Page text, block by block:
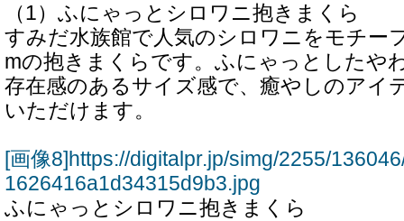
（1）ふにゃっとシロワニ抱きまくら
すみだ水族館で人気のシロワニをモチー
mの抱きまくらです。ふにゃっとしたや
存在感のあるサイズ感で、癒やしのアイ
いただけます。
[画像8]https://digitalpr.jp/simg/2255/
1626416a1d34315d9b3.jpg
ふにゃっとシロワニ抱きまくら